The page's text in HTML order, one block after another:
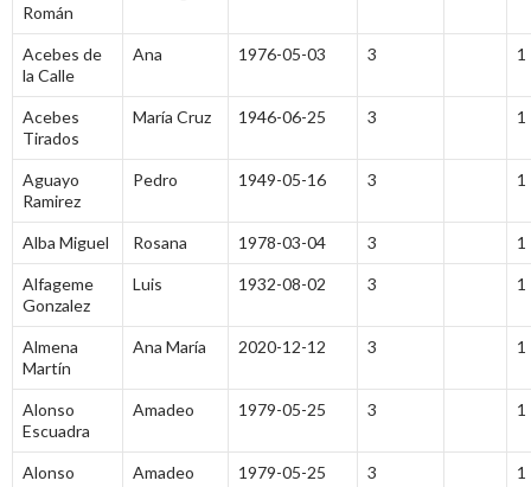
Román
Acebes de
la Calle
Ana 1976-05-03 3 1
Acebes
Tirados
María Cruz 1946-06-25 3 1
Aguayo
Ramirez
Pedro 1949-05-16 3 1
Alba Miguel Rosana 1978-03-04 3 1
Alfageme
Gonzalez
Luis 1932-08-02 3 1
Almena
Martín
Ana María 2020-12-12 3 1
Alonso
Escuadra
Amadeo 1979-05-25 3 1
Alonso
Amadeo 1979-05-25 3 1